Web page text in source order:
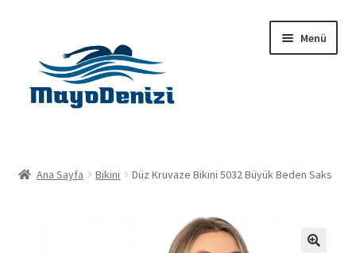
Menü
Ana Sayfa Bikini Düz Kruvaze Bikini 5032 Büyük Beden Saks